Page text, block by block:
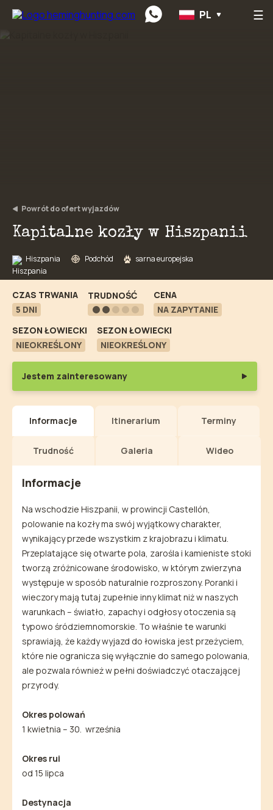
Preskočiť na obsah ☰
PL
Powrót do ofert wyjazdów
Kapitalne kozły w Hiszpanii
Hiszpania Podchód sarna europejska
CZAS TRWANIA
5 DNI
TRUDNOŚĆ
CENA
NA ZAPYTANIE
SEZON ŁOWIECKI
NIEOKREŚLONY
SEZON ŁOWIECKI
NIEOKREŚLONY
Jestem zainteresowany
Informacje Itinerarium Terminy
Trudność Galeria Wideo
Informacje
Na wschodzie Hiszpanii, w prowincji Castellón,
polowanie na kozły ma swój wyjątkowy charakter,
wynikający przede wszystkim z krajobrazu i klimatu.
Przeplatające się otwarte pola, zarośla i kamieniste stoki
tworzą zróżnicowane środowisko, w którym zwierzyna
występuje w sposób naturalnie rozproszony. Poranki i
wieczory mają tutaj zupełnie inny klimat niż w naszych
warunkach – światło, zapachy i odgłosy otoczenia są
typowo śródziemnomorskie. To właśnie te warunki
sprawiają, że każdy wyjazd do łowiska jest przeżyciem,
które nie ogranicza się wyłącznie do samego polowania,
ale pozwala również w pełni doświadczyć otaczającej
przyrody.
Okres polowań
1 kwietnia – 30. września
Okres rui
od 15 lipca
Destynacja